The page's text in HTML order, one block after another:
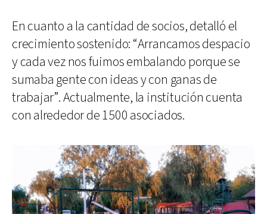
En cuanto a la cantidad de socios, detalló el
crecimiento sostenido: “Arrancamos despacio
y cada vez nos fuimos embalando porque se
sumaba gente con ideas y con ganas de
trabajar”. Actualmente, la institución cuenta
con alrededor de 1500 asociados.